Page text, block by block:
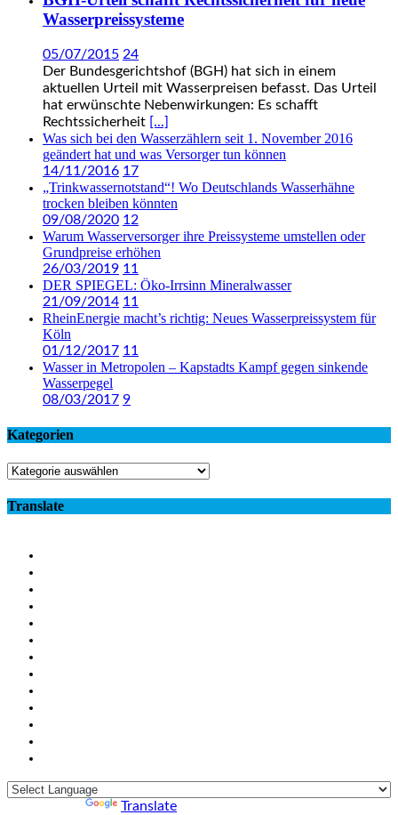
Wasserpreissysteme
05/07/2015 24
Der Bundesgerichtshof (BGH) hat sich in einem
aktuellen Urteil mit Wasserpreisen befasst. Das Urteil
hat erwünschte Nebenwirkungen: Es schafft
Rechtssicherheit [...]
Was sich bei den Wasserzählern seit 1. November 2016
geändert hat und was Versorger tun können
14/11/2016 17
„Trinkwassernotstand“! Wo Deutschlands Wasserhähne
trocken bleiben könnten
09/08/2020 12
Warum Wasserversorger ihre Preissysteme umstellen oder
Grundpreise erhöhen
26/03/2019 11
DER SPIEGEL: Öko-Irrsinn Mineralwasser
21/09/2014 11
RheinEnergie macht’s richtig: Neues Wasserpreissystem für
Köln
01/12/2017 11
Wasser in Metropolen – Kapstadts Kampf gegen sinkende
Wasserpegel
08/03/2017 9
Kategorien
Kategorien
Translate
Translate